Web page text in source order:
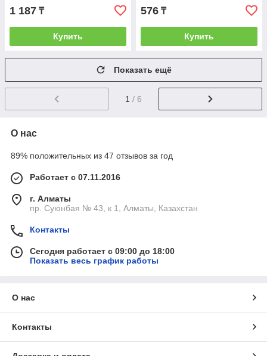
1 187 ₸
Купить
576 ₸
Купить
Показать ещё
1 / 6
О нас
89% положительных из 47 отзывов за год
Работает с 07.11.2016
г. Алматы
пр. Суюнбая № 43, к 1, Алматы, Казахстан
Контакты
Сегодня работает с 09:00 до 18:00
Показать весь график работы
О нас
Контакты